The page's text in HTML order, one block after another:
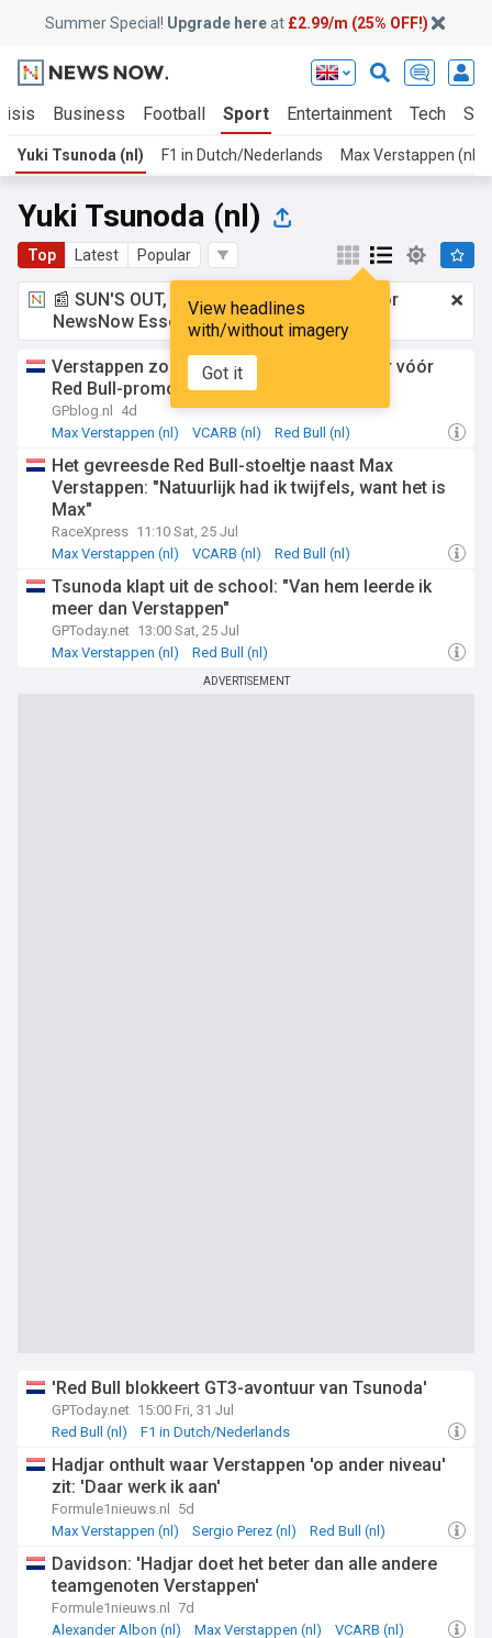
Summer Special! Upgrade hereat £2.99/m (25% OFF!)
Business Football Sport Entertainment Tech
Yuki Tsunoda (nl) F1 in Dutch/Nederlands Max Verstappen (nl)
Yuki Tsunoda (nl)
Top Latest Popular
View headlines
with/without imagery
Got it
📰 SUN'S OUT, ADS OUT!£2.99 a month
for
NewsNow Essentials.Upgrade here
Verstappen zorgde voor twijfels bij Hadjar vóór
Red Bull-promotie
GPblog.nl
4d
Max Verstappen (nl)
VCARB (nl) Red Bull (nl)
Het gevreesde Red Bull-stoeltje naast Max
Verstappen: "Natuurlijk had ik twijfels, want het is
Max"
RaceXpress 11:10 Sat, 25 Jul
Max Verstappen (nl)
VCARB (nl) Red Bull (nl)
Tsunoda klapt uit de school: "Van hem leerde ik
meer dan Verstappen"
GPToday.net 13:00 Sat, 25 Jul
Max Verstappen (nl)
Red Bull (nl)
ADVERTISEMENT
'Red Bull blokkeert GT3-avontuur van Tsunoda'
GPToday.net 15:00 Fri, 31 Jul
Red Bull (nl)
F1 in Dutch/Nederlands
Hadjar onthult waar Verstappen 'op ander niveau'
zit: 'Daar werk ik aan'
Formule1nieuws.nl
5d
Max Verstappen (nl)
Sergio Perez (nl) Red Bull (nl)
Davidson: 'Hadjar doet het beter dan alle andere
teamgenoten Verstappen'
Formule1nieuws.nl
7d
Alexander Albon (nl)
Max Verstappen (nl) VCARB (nl)